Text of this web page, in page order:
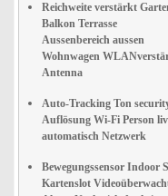
Reichweite verstärkt
Balkon Terrasse
Aussenbereich aussen
Wohnwagen
Antenna
Auto-Tracking Ton
Auflösung Wi-Fi Person
automatisch Netzwerk
Bewegungssensor Indoor
Kartenslot